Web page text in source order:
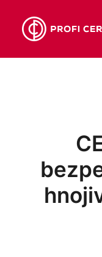
REFERENCE
AKTUALITY
KURZ